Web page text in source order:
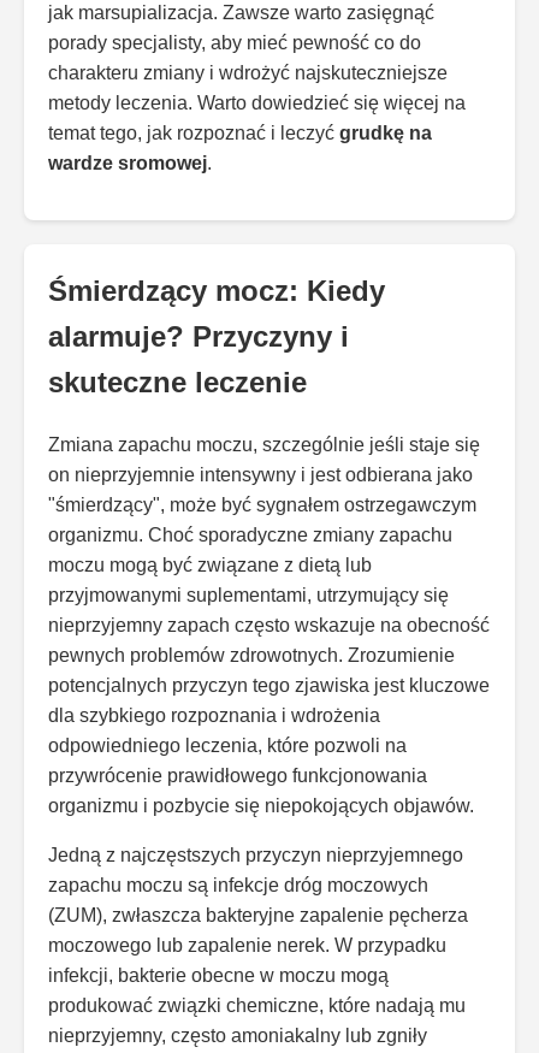
jak marsupializacja. Zawsze warto zasięgnąć
porady specjalisty, aby mieć pewność co do
charakteru zmiany i wdrożyć najskuteczniejsze
metody leczenia. Warto dowiedzieć się więcej na
temat tego, jak rozpoznać i leczyć grudkę na
wardze sromowej.
Śmierdzący mocz: Kiedy
alarmuje? Przyczyny i
skuteczne leczenie
Zmiana zapachu moczu, szczególnie jeśli staje się
on nieprzyjemnie intensywny i jest odbierana jako
"śmierdzący", może być sygnałem ostrzegawczym
organizmu. Choć sporadyczne zmiany zapachu
moczu mogą być związane z dietą lub
przyjmowanymi suplementami, utrzymujący się
nieprzyjemny zapach często wskazuje na obecność
pewnych problemów zdrowotnych. Zrozumienie
potencjalnych przyczyn tego zjawiska jest kluczowe
dla szybkiego rozpoznania i wdrożenia
odpowiedniego leczenia, które pozwoli na
przywrócenie prawidłowego funkcjonowania
organizmu i pozbycie się niepokojących objawów.
Jedną z najczęstszych przyczyn nieprzyjemnego
zapachu moczu są infekcje dróg moczowych
(ZUM), zwłaszcza bakteryjne zapalenie pęcherza
moczowego lub zapalenie nerek. W przypadku
infekcji, bakterie obecne w moczu mogą
produkować związki chemiczne, które nadają mu
nieprzyjemny, często amoniakalny lub zgniły